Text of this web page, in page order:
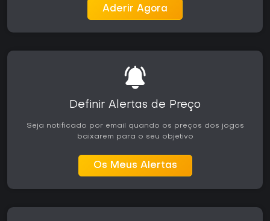
Aderir Agora
Definir Alertas de Preço
Seja notificado por email quando os preços dos jogos
baixarem para o seu objetivo
Os Meus Alertas